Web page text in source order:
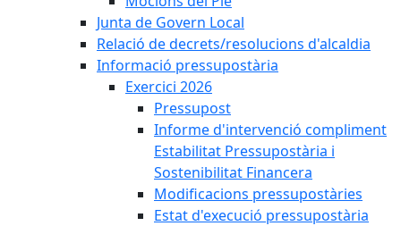
Junta de Govern Local
Relació de decrets/resolucions d'alcaldia
Informació pressupostària
Exercici 2026
Pressupost
Informe d'intervenció compliment
Estabilitat Pressupostària i
Sostenibilitat Financera
Modificacions pressupostàries
Estat d'execució pressupostària